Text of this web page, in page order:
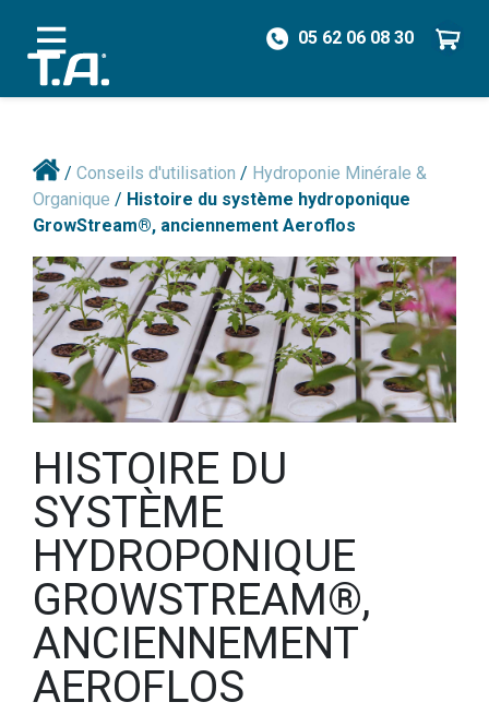
05 62 06 08 30
/ Conseils d'utilisation / Hydroponie Minérale &
Organique / Histoire du système hydroponique
GrowStream®, anciennement Aeroflos
HISTOIRE DU
SYSTÈME
HYDROPONIQUE
GROWSTREAM®,
ANCIENNEMENT
AEROFLOS